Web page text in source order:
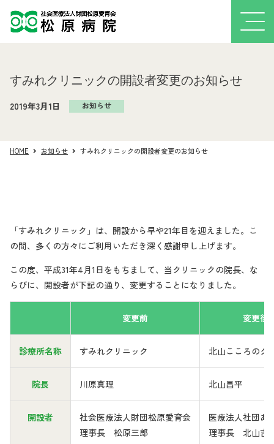
すみれクリニックの開設者変更のお知らせ
2019年3月1日 お知らせ
HOME お知らせ すみれクリニックの開設者変更のお知らせ
「すみれクリニック」は、開設から早や21年目を迎えました。こ
の間、多くの方々にご利用いただき深く感謝申し上げます。
この度、平成31年4月1日をもちまして、当クリニックの院長、な
らびに、開設者が下記の通り、変更することになりました。
変更前 変更後
診療所名称 すみれクリニック 北山こころのク
院長 川原真理 北山昌平
開設者
社会医療法人財団松原愛育会
理事長 松原三郎
医療法人社団あ
理事長 北山吉